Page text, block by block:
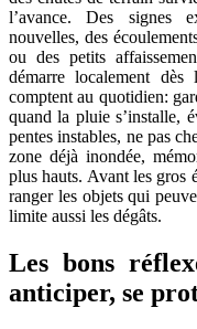
l’avance. Des signes
nouvelles, des
ou des petits
démarre localement
comptent au quotidien:
quand la pluie s’installe,
pentes instables, ne pas
zone déjà inondée,
plus hauts. Avant les gros
ranger les objets qui
limite aussi les dégâts.
Les bons
anticiper, se